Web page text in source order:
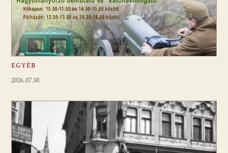
EGYÉB
2026.07.30.